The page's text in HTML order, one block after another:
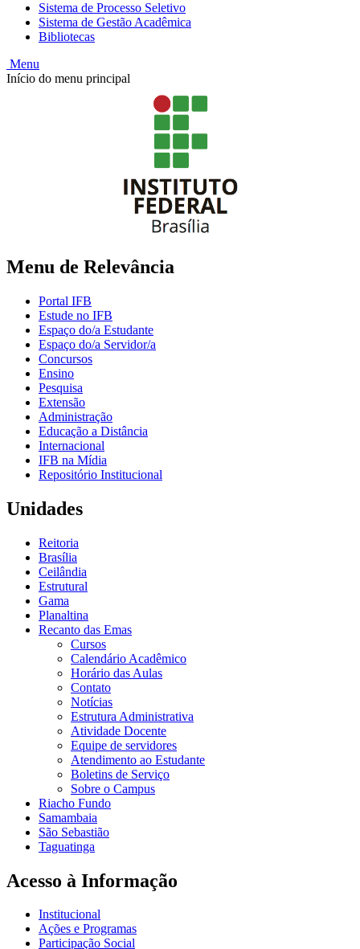
Sistema de Processo Seletivo
Sistema de Gestão Acadêmica
Bibliotecas
Menu
Início do menu principal
Menu de Relevância
Portal IFB
Estude no IFB
Espaço do/a Estudante
Espaço do/a Servidor/a
Concursos
Ensino
Pesquisa
Extensão
Administração
Educação a Distância
Internacional
IFB na Mídia
Repositório Institucional
Unidades
Reitoria
Brasília
Ceilândia
Estrutural
Gama
Planaltina
Recanto das Emas
Cursos
Calendário Acadêmico
Horário das Aulas
Contato
Notícias
Estrutura Administrativa
Atividade Docente
Equipe de servidores
Atendimento ao Estudante
Boletins de Serviço
Sobre o Campus
Riacho Fundo
Samambaia
São Sebastião
Taguatinga
Acesso à Informação
Institucional
Ações e Programas
Participação Social